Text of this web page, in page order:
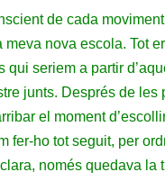
de cada
nova escola. Tot
seriem a partir
junts. Després de
el moment
fer-ho tot seguit, per
només quedava